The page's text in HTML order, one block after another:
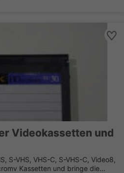
Videokassetten und
S-VHS, VHS-C, S-VHS-C, Video8,
Kassetten und bringe die...